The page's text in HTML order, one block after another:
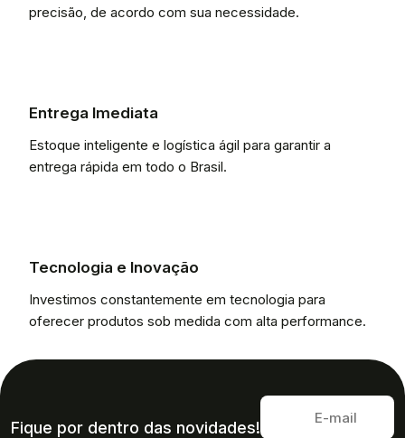
precisão, de acordo com sua necessidade.
Entrega Imediata
Estoque inteligente e logística ágil para garantir a
entrega rápida em todo o Brasil.
Tecnologia e Inovação
Investimos constantemente em tecnologia para
oferecer produtos sob medida com alta performance.
Fique por dentro das novidades!